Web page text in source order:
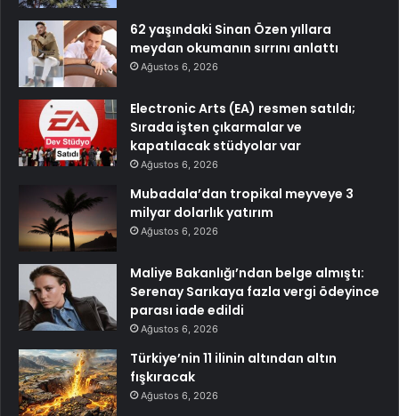
62 yaşındaki Sinan Özen yıllara
meydan okumanın sırrını anlattı
Ağustos 6, 2026
Electronic Arts (EA) resmen satıldı;
Sırada işten çıkarmalar ve
kapatılacak stüdyolar var
Ağustos 6, 2026
Mubadala’dan tropikal meyveye 3
milyar dolarlık yatırım
Ağustos 6, 2026
Maliye Bakanlığı’ndan belge almıştı:
Serenay Sarıkaya fazla vergi ödeyince
parası iade edildi
Ağustos 6, 2026
Türkiye’nin 11 ilinin altından altın
fışkıracak
Ağustos 6, 2026